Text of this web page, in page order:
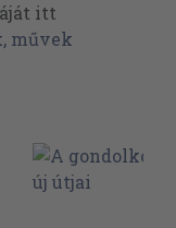
itt
művek